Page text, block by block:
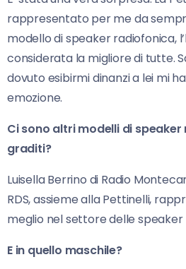
rappresentato per me da
modello di speaker radiofonica,
considerata la migliore di tutte.
dovuto esibirmi dinanzi a lei mi
emozione.
Ci sono altri modelli di
graditi?
Luisella Berrino di Radio
RDS, assieme alla Pettinelli,
meglio nel settore delle speaker
E in quello maschile?